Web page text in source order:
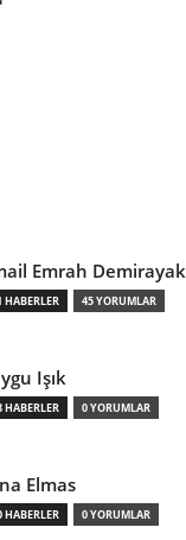
Emrah Demirayak
HABERLER 45 YORUMLAR
Işık
HABERLER 0 YORUMLAR
Elmas
HABERLER 0 YORUMLAR